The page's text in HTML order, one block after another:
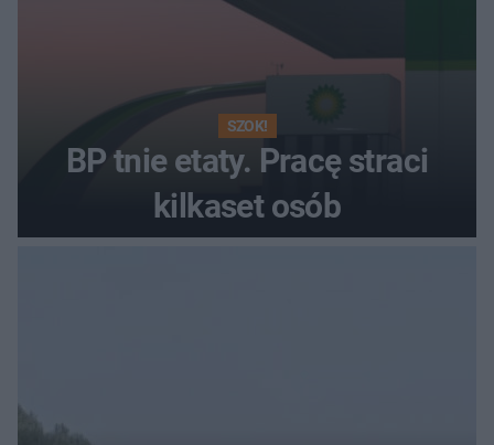
SZOK!
BP tnie etaty. Pracę straci
kilkaset osób